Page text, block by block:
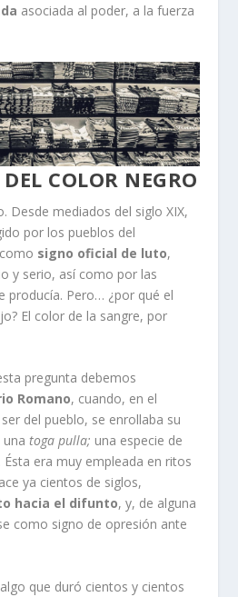
asociada al poder, a la fuerza
COLOR NEGRO
Desde mediados del siglo XIX,
por los pueblos del
signo oficial de luto,
y serio, así como por las
producía. Pero… ¿por qué el
El color de la sangre, por
pregunta debemos
Romano, cuando, en el
del pueblo, se enrollaba su
unatoga pulla; una especie de
era muy empleada en ritos
ya cientos de siglos,
hacia el difunto, y, de alguna
como signo de opresión ante
que duró cientos y cientos